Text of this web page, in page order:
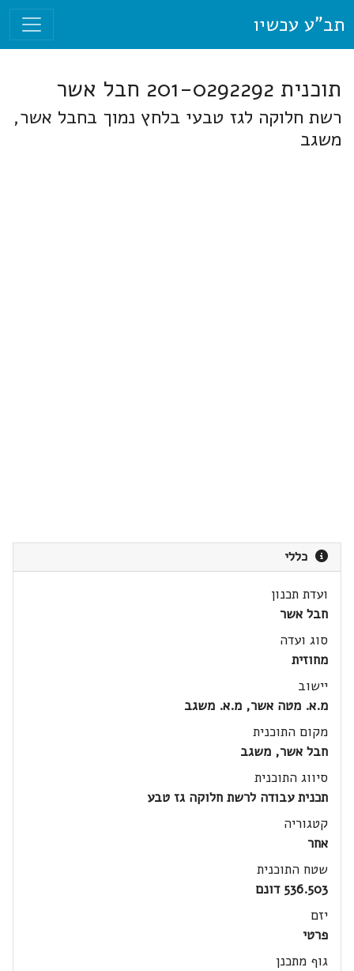
תב"ע עכשיו
תוכנית 201-0292292 חבל אשר
רשת חלוקה לגז טבעי בלחץ נמוך בחבל אשר,
משגב
כללי
ועדת תכנון
חבל אשר
סוג ועדה
מחוזית
יישוב
מ.א. מטה אשר, מ.א. משגב
מקום התוכנית
חבל אשר, משגב
סיווג התוכנית
תכנית עבודה לרשת חלוקה גז טבע
קטגוריה
אחר
שטח התוכנית
536.503 דונם
יזם
פרטי
גוף מתכנן